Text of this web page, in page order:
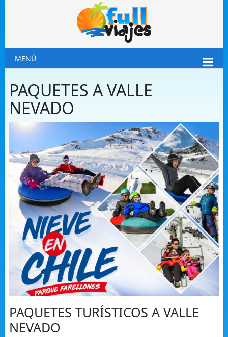
MENÚ
PAQUETES A VALLE
NEVADO
PAQUETES TURÍSTICOS A VALLE
NEVADO